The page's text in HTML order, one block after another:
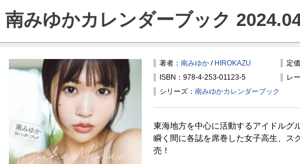
南みゆかカレンダーブック
著者： 南みゆか / HIROKAZU
定
ISBN：978-4-253-01123-5
レ
シリーズ： 南みゆかカレンダーブック
東海地方を中心に活動するアイドルグ
瞬く間に各誌を席巻した女子高生、ス
売！